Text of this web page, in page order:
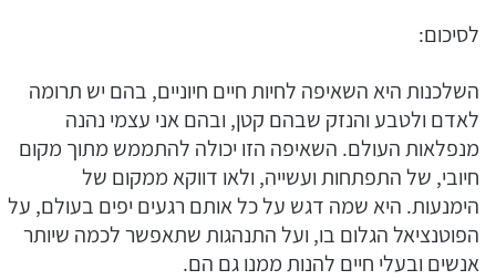
לסיכום:
השלכנות היא השאיפה לחיות חיים חיוניים, בהם יש תרומה
לאדם ולטבע והנזק שבהם קטן, ובהם אני עצמי נהנה
מנפלאות העולם. השאיפה הזו יכולה להתממש מתוך מקום
חיובי, של התפתחות ועשייה, ולאו דווקא ממקום של
הימנעות. היא שמה דגש על כל אותם רגעים יפים בעולם, על
הפוטנציאל הגלום בו, ועל התנהגות שתאפשר לכמה שיותר
אנשים ובעלי חיים להנות ממנו גם הם.